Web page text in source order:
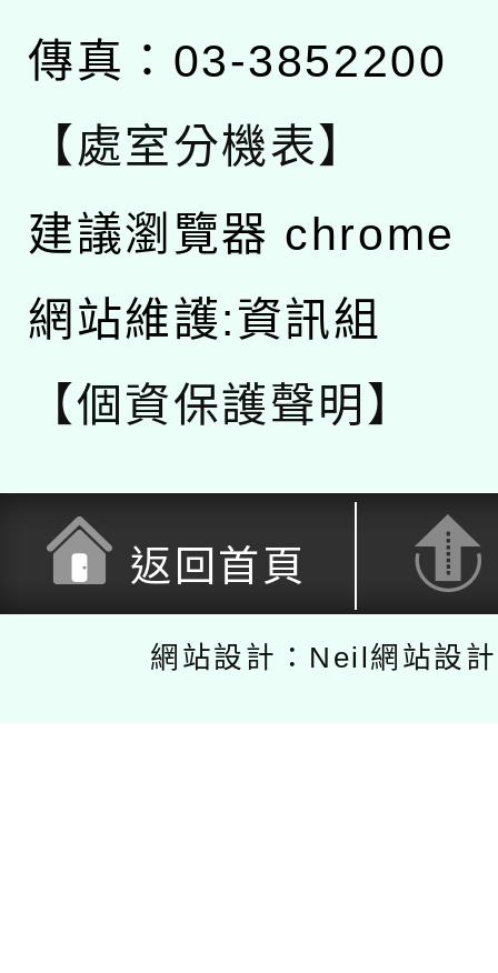
傳真：03-3852200
【處室分機表】
建議瀏覽器 chrome
網站維護:資訊組
【個資保護聲明】
返回首頁
網站設計：Neil網站設